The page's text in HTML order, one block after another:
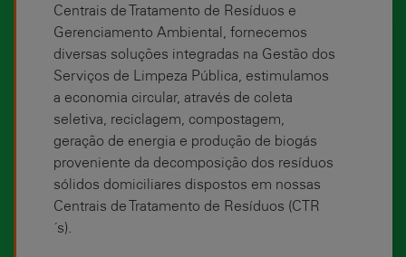
Centrais de Tratamento de Resíduos e
Gerenciamento Ambiental, fornecemos
diversas soluções integradas na Gestão dos
Serviços de Limpeza Pública, estimulamos
a economia circular, através de coleta
seletiva, reciclagem, compostagem,
geração de energia e produção de biogás
proveniente da decomposição dos resíduos
sólidos domiciliares dispostos em nossas
Centrais de Tratamento de Resíduos (CTR
´s).